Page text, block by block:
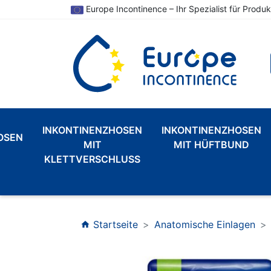
Europe Incontinence – Ihr Spezialist für
INKONTINENZHOSEN
MIT
KLETTVERSCHLUSS
INKONTINENZHOSEN
MIT HÜFTBUND
home Startseite Anatomische Einlagen